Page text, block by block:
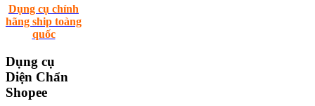
Dụng cụ chính
hãng ship toàng
quốc
Dụng cụ
Diện Chẩn
Shopee